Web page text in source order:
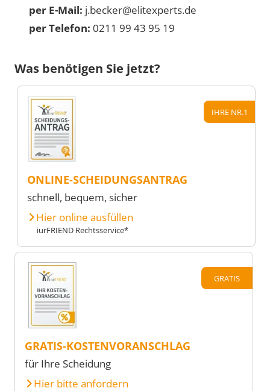
per E-Mail: j.becker@elitexperts.de
per Telefon: 0211 99 43 95 19
Was benötigen Sie jetzt?
IHRE NR.1
ONLINE-SCHEIDUNGSANTRAG
schnell, bequem, sicher
Hier online ausfüllen
iurFRIEND Rechtsservice*
GRATIS
GRATIS-KOSTENVORANSCHLAG
für Ihre Scheidung
Hier bitte anfordern